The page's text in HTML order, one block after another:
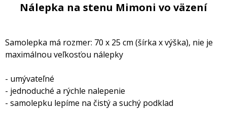
Nálepka na stenu Mimoni vo väzení
Samolepka má rozmer: 70 x 25 cm (šírka x výška), nie je
maximálnou veľkosťou nálepky
- umývateľné
- jednoduché a rýchle nalepenie
- samolepku lepíme na čistý a suchý podklad